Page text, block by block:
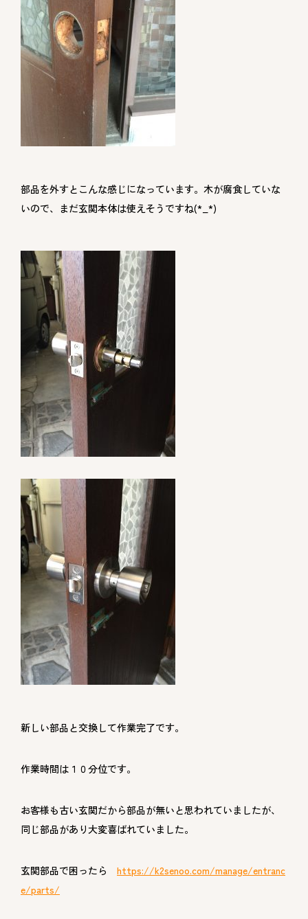
部品を外すとこんな感じになっています。木が腐食していな
いので、まだ玄関本体は使えそうですね(*_*)
新しい部品と交換して作業完了です。
作業時間は１０分位です。
お客様も古い玄関だから部品が無いと思われていましたが、
同じ部品があり大変喜ばれていました。
玄関部品で困ったら https://k2senoo.com/manage/entranc
e/parts/